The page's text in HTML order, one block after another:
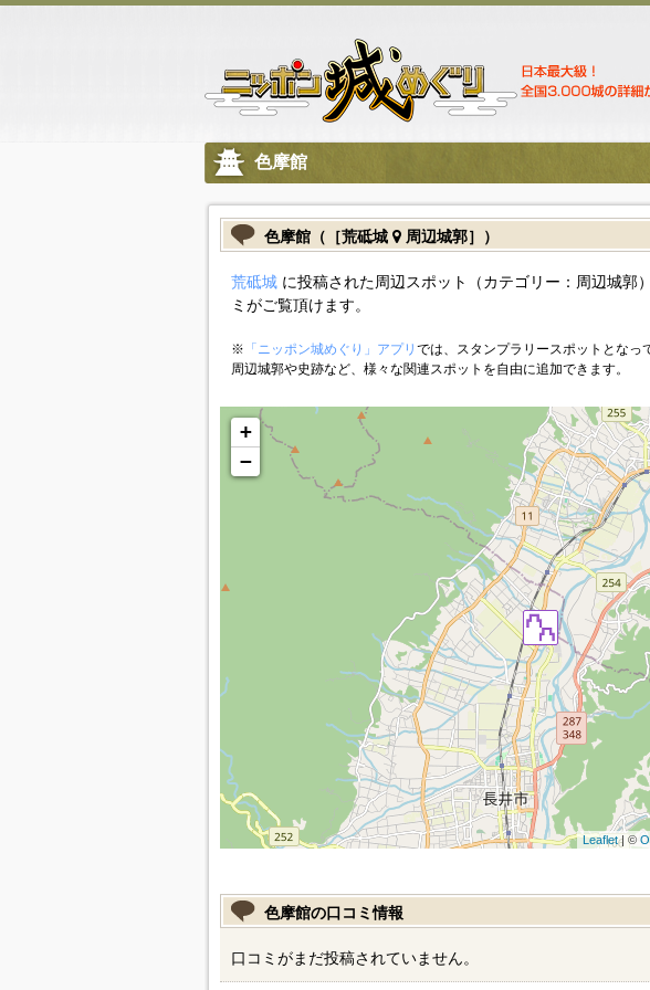
色摩館
色摩館（［荒砥城 周辺城郭］）
荒砥城に投稿された周辺スポット（カテゴリー：周辺城郭
ミがご覧頂けます。
※ 「ニッポン城めぐり」アプリ では、スタンプラリースポットとなっ
周辺城郭や史跡など、様々な関連スポットを自由に追加できます。
+
−
Leaflet| ©
色摩館の口コミ情報
口コミがまだ投稿されていません。